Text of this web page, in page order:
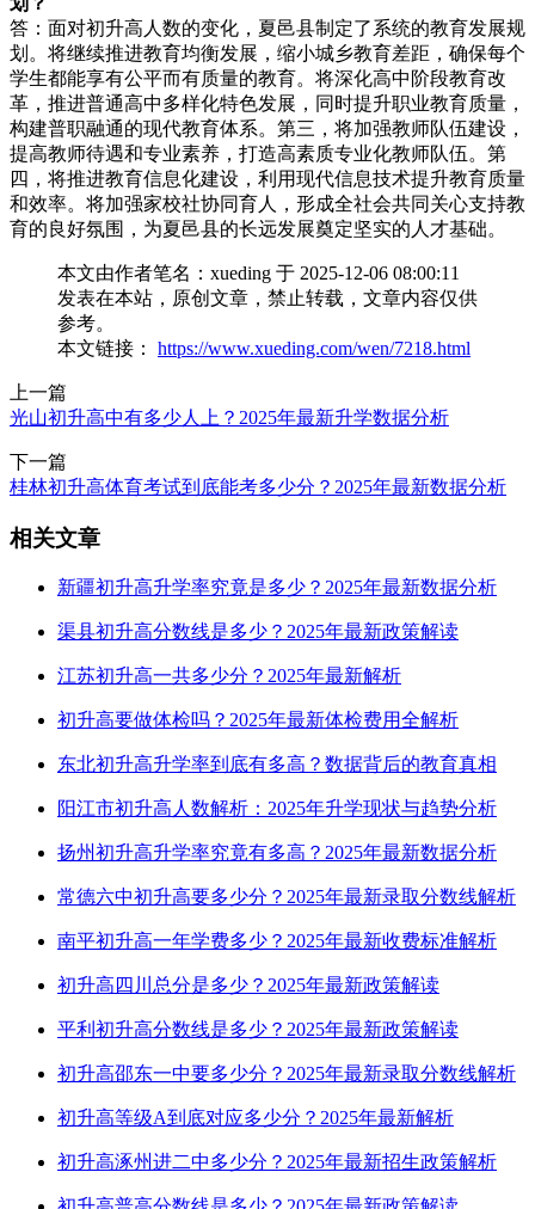
答：面对初升高人数的变化，夏邑县制定了系统的教育发展规
划。将继续推进教育均衡发展，缩小城乡教育差距，确保每个
学生都能享有公平而有质量的教育。将深化高中阶段教育改
革，推进普通高中多样化特色发展，同时提升职业教育质量，
构建普职融通的现代教育体系。第三，将加强教师队伍建设，
提高教师待遇和专业素养，打造高素质专业化教师队伍。第
四，将推进教育信息化建设，利用现代信息技术提升教育质量
和效率。将加强家校社协同育人，形成全社会共同关心支持教
育的良好氛围，为夏邑县的长远发展奠定坚实的人才基础。
本文由作者笔名：xueding 于 2025-12-06 08:00:11
发表在本站，原创文章，禁止转载，文章内容仅供
参考。
本文链接： https://www.xueding.com/wen/7218.html
上一篇
光山初升高中有多少人上？2025年最新升学数据分析
下一篇
桂林初升高体育考试到底能考多少分？2025年最新数据分析
相关文章
新疆初升高升学率究竟是多少？2025年最新数据分析
渠县初升高分数线是多少？2025年最新政策解读
江苏初升高一共多少分？2025年最新解析
初升高要做体检吗？2025年最新体检费用全解析
东北初升高升学率到底有多高？数据背后的教育真相
阳江市初升高人数解析：2025年升学现状与趋势分析
扬州初升高升学率究竟有多高？2025年最新数据分析
常德六中初升高要多少分？2025年最新录取分数线解析
南平初升高一年学费多少？2025年最新收费标准解析
初升高四川总分是多少？2025年最新政策解读
平利初升高分数线是多少？2025年最新政策解读
初升高邵东一中要多少分？2025年最新录取分数线解析
初升高等级A到底对应多少分？2025年最新解析
初升高涿州进二中多少分？2025年最新招生政策解析